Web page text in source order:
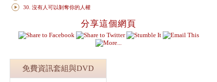
分享這個網頁
免費資訊套組與DVD
30. 沒有人可以剝奪你的人權